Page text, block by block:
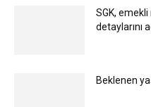
SGK,
detaylarını
Beklenen